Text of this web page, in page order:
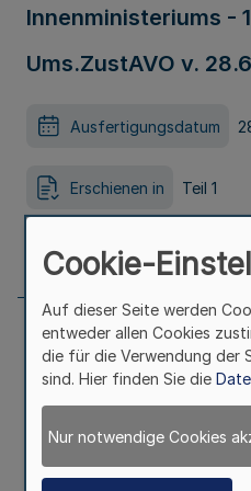
Innenministeriums -
Ums.ZustAVO v.
Ausfertigungsdatum
Erschienen in Teil 1
Seite
Durchführung des
Anwendung der §§ 6
Cookie-
Auf dieser Seite werden
entweder allen Cookies
die für die Verwendung der
sind. Hier finden Sie die
Nur notwendige Cookies